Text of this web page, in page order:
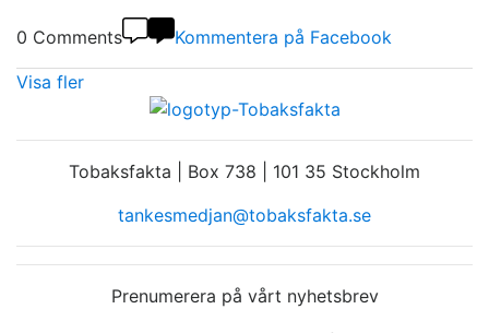
0 Comments Kommentera på Facebook
Visa fler
Tobaksfakta | Box 738 | 101 35 Stockholm
tankesmedjan@tobaksfakta.se
Prenumerera på vårt nyhetsbrev